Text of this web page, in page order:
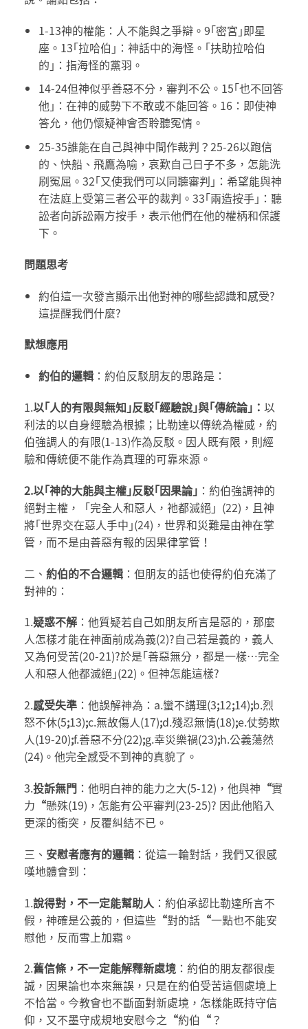
1-13神的權能：人不能與之爭辯。9｢密宮｣即星
座。13｢拉哈伯｣：神話中的海怪。｢扶助拉哈伯
的｣：指海怪的黨羽。
14-24但神似乎善惡不分，審判不公。15｢也不回答
他｣：在神的威勢下不敢或不能回答。16：即使神
答允，他仍懷疑神會否聆聽冤情。
25-35誰能在自己與神中間作裁判？25-26以跑信
的、快船、飛鷹為喻，哀歎自己日子不多，怎能洗
刷冤屈。32｢又使我們可以同聽審判｣：希望能與神
在法庭上受第三者公平的裁判。33｢兩造按手｣：聽
訟者向訴訟兩方按手，表示他們在他的權柄和保護
下。
問題思考
約伯這一次發言顯示出他對神的哪些認識和感受?
這提醒我們什麼?
默想應用
約伯的邏輯：約伯反駁朋友的思路是：
1.以｢人的有限與無知 ｣反駁｢經驗說｣與｢傳統論｣： 以
利法的以自身經驗為根據；比勒達以傳統為權威，約
伯強調人的有限(1-13)作為反駁。因人既有限，則經
驗和傳統便不能作為真理的可靠來源。
2.以｢神的大能與主權｣反駁｢因果論｣ ：約伯強調神的
絕對主權，「完全人和惡人，祂都滅絕」(22)，且神
將｢世界交在惡人手中｣(24)，世界和災難是由神在掌
管，而不是由善惡有報的因果律掌管！
二、 約伯的不合邏輯 ：但朋友的話也使得約伯充滿了
對神的：
1.疑惑不解 ：他質疑若自己如朋友所言是惡的，那麼
人怎樣才能在神面前成為義(2)?自己若是義的，義人
又為何受苦(20-21)?於是｢善惡無分，都是一樣…完全
人和惡人他都滅絕｣(22)。但神怎能這樣?
2.感受失準 ：他誤解神為：a.蠻不講理(3;12;14);b.烈
怒不休(5;13);c.無故傷人(17);d.殘忍無情(18);e.仗勢欺
人(19-20);f.善惡不分(22);g.幸災樂禍(23);h.公義蕩然
(24)。他完全感受不到神的真貌了。
3.投訴無門 ：他明白神的能力之大(5-12)，他與神 “實
力 “懸殊(19)，怎能有公平審判(23-25)? 因此他陷入
更深的衝突，反覆糾結不已。
三、 安慰者應有的邏輯 ：從這一輪對話，我們又很感
嘆地體會到：
1.說得對，不一定能幫助人 ：約伯承認比勒達所言不
假，神確是公義的，但這些 “對的話 “一點也不能安
慰他，反而雪上加霜。
2.舊信條，不一定能解釋新處境 ：約伯的朋友都很虔
誠，因果論也本來無誤，只是在約伯受苦這個處境上
不恰當。今教會也不斷面對新處境，怎樣能既持守信
仰，又不墨守成規地安慰今之 “約伯 “？